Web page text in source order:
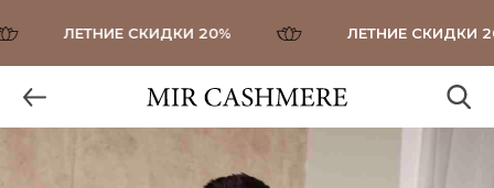
ЛЕТНИЕ СКИДКИ 20% ЛЕТНИЕ СКИДКИ 20%